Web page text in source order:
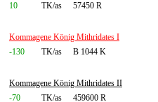
10
TK/as 57450 R
Kommagene König Mithridates I
-130
TK/as B 1044 K
Kommagene König Mithridates II
-70
TK/as 459600 R